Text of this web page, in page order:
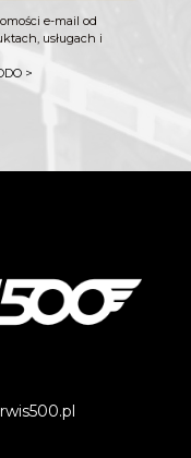
e-mail od
usługach i
>